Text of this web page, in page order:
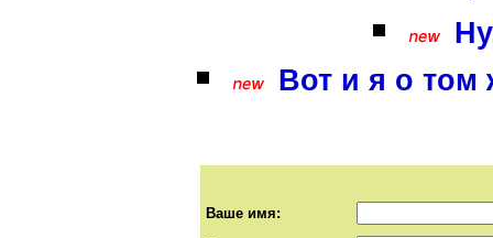
Вот и я о том
Ваше имя: